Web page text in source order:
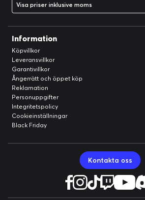
Visa priser inklusive moms
Information
Köpvillkor
Leveransvillkor
Garantivillkor
Ångerrätt och öppet köp
Reklamation
Personuppgifter
Integritetspolicy
Cookieinställningar
Black Friday
Kontakta oss